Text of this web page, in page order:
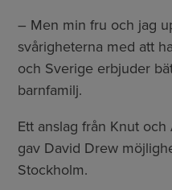
– Men min fru och jag
svårigheterna med att
och Sverige erbjuder
barnfamilj.
Ett anslag från Knut
gav David Drew
Stockholm.